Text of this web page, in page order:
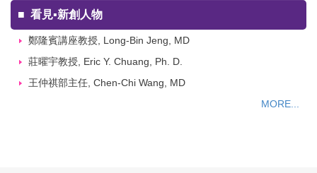
■ 看見▪新創人物
鄭隆賓講座教授, Long-Bin Jeng, MD
莊曜宇教授, Eric Y. Chuang, Ph. D.
王仲祺部主任, Chen-Chi Wang, MD
MORE...